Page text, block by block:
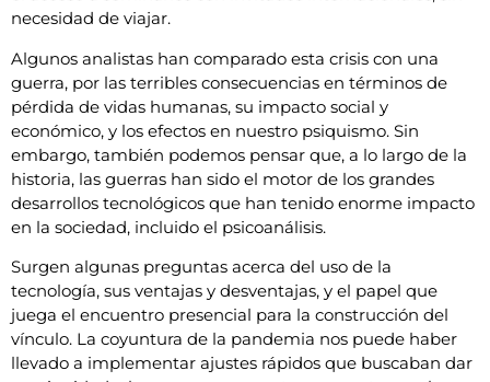
necesidad de viajar.
Algunos analistas han comparado esta crisis con una
guerra, por las terribles consecuencias en términos de
pérdida de vidas humanas, su impacto social y
económico, y los efectos en nuestro psiquismo. Sin
embargo, también podemos pensar que, a lo largo de la
historia, las guerras han sido el motor de los grandes
desarrollos tecnológicos que han tenido enorme impacto
en la sociedad, incluido el psicoanálisis.
Surgen algunas preguntas acerca del uso de la
tecnología, sus ventajas y desventajas, y el papel que
juega el encuentro presencial para la construcción del
vínculo. La coyuntura de la pandemia nos puede haber
llevado a implementar ajustes rápidos que buscaban dar